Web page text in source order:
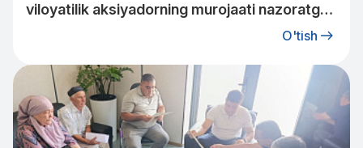
viloyatilik aksiyadorning murojaati nazoratga
O'tish